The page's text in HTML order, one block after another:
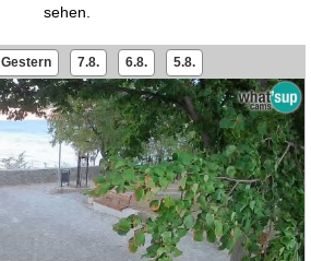
sehen.
Gestern 7.8. 6.8. 5.8.